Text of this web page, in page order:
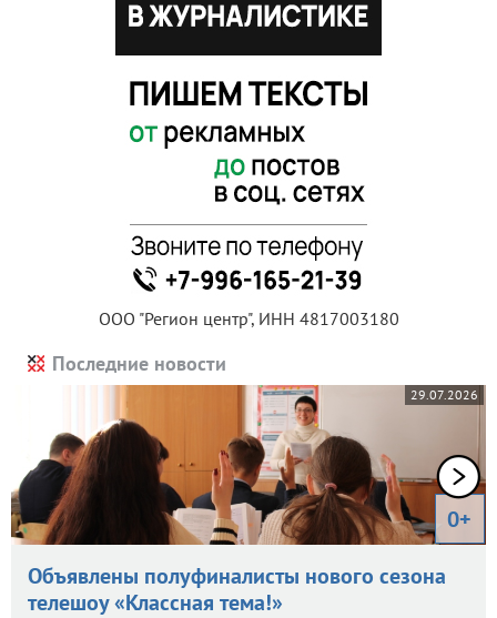
ООО "Регион центр", ИНН 4817003180
Последние новости
29.07.2026
0+
Объявлены полуфиналисты нового сезона
телешоу «Классная тема!»